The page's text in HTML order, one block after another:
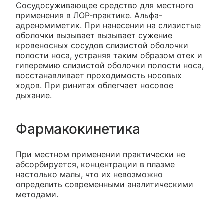
Сосудосуживающее средство для местного
применения в ЛОР-практике. Альфа-
адреномиметик. При нанесении на слизистые
оболочки вызывает вызывает сужение
кровеносных сосудов слизистой оболочки
полости носа, устраняя таким образом отек и
гиперемию слизистой оболочки полости носа,
восстанавливает проходимость носовых
ходов. При ринитах облегчает носовое
дыхание.
Фармакокинетика
При местном применении практически не
абсорбируется, концентрации в плазме
настолько малы, что их невозможно
определить современными аналитическими
методами.